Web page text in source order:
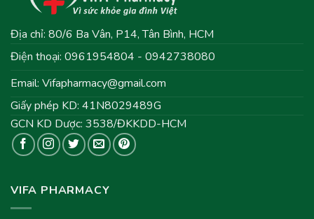
Địa chỉ: 80/6 Ba Vân, P14, Tân Bình, HCM
Điện thoại: 0961954804 - 0942738080
Email: Vifapharmacy@gmail.com
Giấy phép KD: 41N8029489G
GCN KD Dược: 3538/ĐKKDD-HCM
VIFA PHARMACY